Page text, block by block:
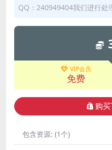
QQ：240949404我们进行处
VIP会员
免费
购
包含资源: (1个)